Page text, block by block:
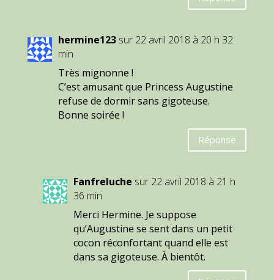
hermine123 sur 22 avril 2018 à 20 h 32
min
Très mignonne !
C’est amusant que Princess Augustine
refuse de dormir sans gigoteuse.
Bonne soirée !
Réponse
Fanfreluche sur 22 avril 2018 à 21 h
36 min
Merci Hermine. Je suppose
qu’Augustine se sent dans un petit
cocon réconfortant quand elle est
dans sa gigoteuse. À bientôt.